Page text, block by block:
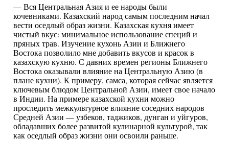
— Вся Центральная Азия и ее народы были
кочевниками. Казахский народ самым последним начал
вести оседлый образ жизни. Казахская кухня имеет
чистый вкус: минимальное использование специй и
пряных трав. Изучение кухонь Азии и Ближнего
Востока позволило мне добавить вкусов и красок в
казахскую кухню. С давних времен регионы Ближнего
Востока оказывали влияние на Центральную Азию (в
плане кухни). К примеру, самса, которая сейчас является
ключевым блюдом Центральной Азии, имеет свое начало
в Индии. На примере казахской кухни можно
проследить межкультурное влияние соседних народов
Средней Азии — узбеков, таджиков, дунган и уйгуров,
обладавших более развитой кулинарной культурой, так
как оседлый образ жизни они освоили раньше.